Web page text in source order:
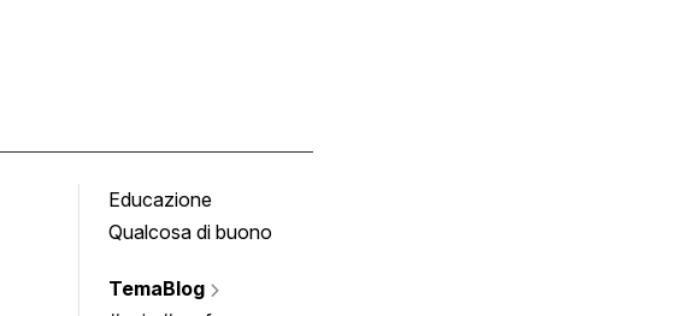
Educazione
Qualcosa di buono
TemaBlog